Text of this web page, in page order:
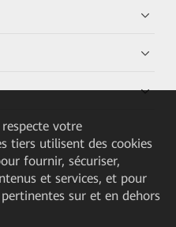
respecte votre
tiers utilisent des cookies
fournir, sécuriser,
et services, et pour
sur et en dehors